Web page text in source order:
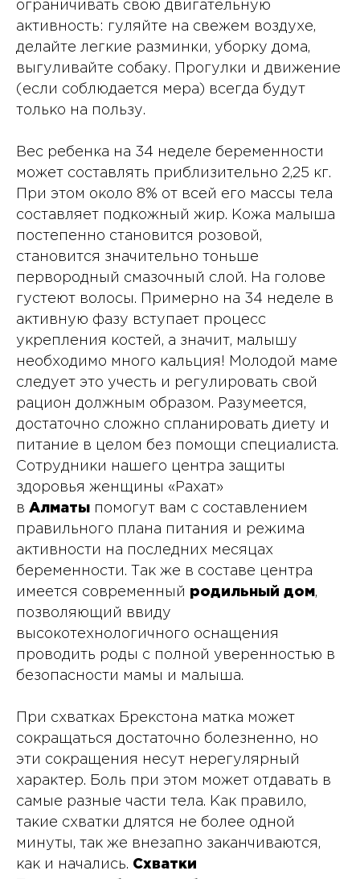
ограничивать свою двигательную
активность: гуляйте на свежем воздухе,
делайте легкие разминки, уборку дома,
выгуливайте собаку. Прогулки и движение
(если соблюдается мера) всегда будут
только на пользу.
Вес ребенка на 34 неделе беременности
может составлять приблизительно 2,25 кг.
При этом около 8% от всей его массы тела
составляет подкожный жир. Кожа малыша
постепенно становится розовой,
становится значительно тоньше
первородный смазочный слой. На голове
густеют волосы. Примерно на 34 неделе в
активную фазу вступает процесс
укрепления костей, а значит, малышу
необходимо много кальция! Молодой маме
следует это учесть и регулировать свой
рацион должным образом. Разумеется,
достаточно сложно спланировать диету и
питание в целом без помощи специалиста.
Сотрудники нашего центра защиты
здоровья женщины «Рахат»
в Алматы помогут вам с составлением
правильного плана питания и режима
активности на последних месяцах
беременности. Так же в составе центра
имеется современный родильный дом,
позволяющий ввиду
высокотехнологичного оснащения
проводить роды с полной уверенностью в
безопасности мамы и малыша.
При схватках Брекстона матка может
сокращаться достаточно болезненно, но
эти сокращения несут нерегулярный
характер. Боль при этом может отдавать в
самые разные части тела. Как правило,
такие схватки длятся не более одной
минуты, так же внезапно заканчиваются,
как и начались. Схватки